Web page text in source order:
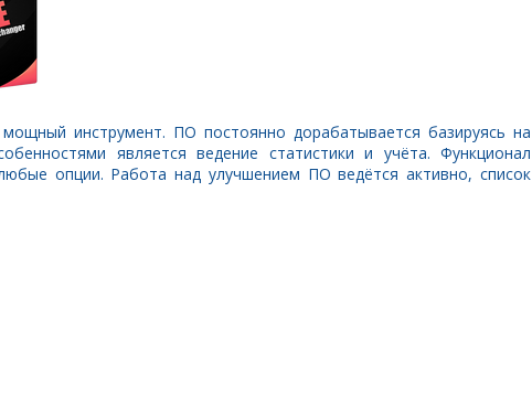
инструмент. ПО постоянно дорабатывается базируясь на
является ведение статистики и учёта. Функционал
опции. Работа над улучшением ПО ведётся активно, список